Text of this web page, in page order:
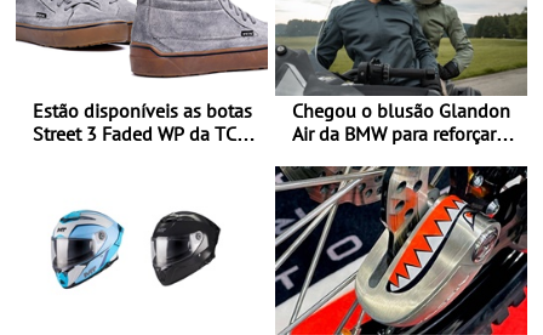
Estão disponíveis as botas
Street 3 Faded WP da TCX
Chegou o blusão Glandon
Air da BMW para reforçar
verão